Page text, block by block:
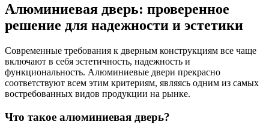
Алюминиевая дверь: проверенное
решение для надежности и эстетики
Современные требования к дверным конструкциям все чаще
включают в себя эстетичность, надежность и
функциональность. Алюминиевые двери прекрасно
соответствуют всем этим критериям, являясь одним из самых
востребованных видов продукции на рынке.
Что такое алюминиевая дверь?